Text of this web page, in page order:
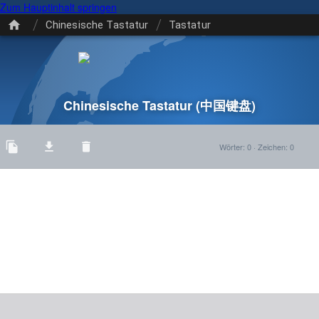
Zum Hauptinhalt springen
/ Chinesische Tastatur / Tastatur
Chinesische Tastatur(中国键盘)
Wörter: 0 · Zeichen: 0